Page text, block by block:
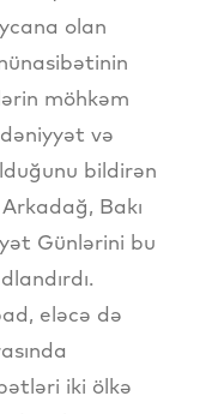
olan
möhkəm
və
bildirən
Bakı
Günlərini bu
eləcə də
iki ölkə